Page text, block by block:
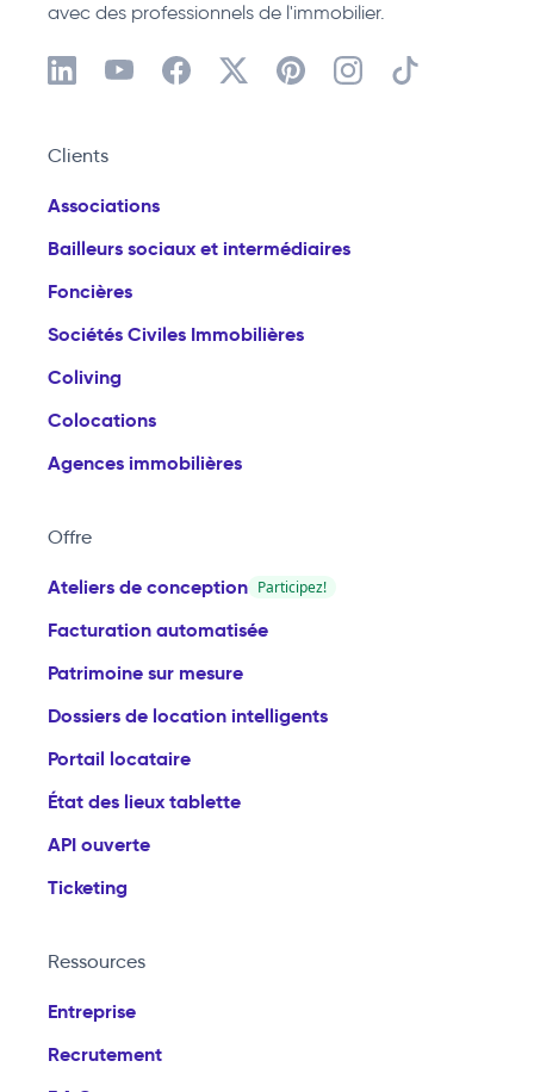
avec des professionnels de l'immobilier.
Clients
Associations
Bailleurs sociaux et intermédiaires
Foncières
Sociétés Civiles Immobilières
Coliving
Colocations
Agences immobilières
Offre
Ateliers de conception Participez!
Facturation automatisée
Patrimoine sur mesure
Dossiers de location intelligents
Portail locataire
État des lieux tablette
API ouverte
Ticketing
Ressources
Entreprise
Recrutement